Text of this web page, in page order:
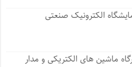
الکترونیک صنعتی
ماشین های الکتریکی و مدار